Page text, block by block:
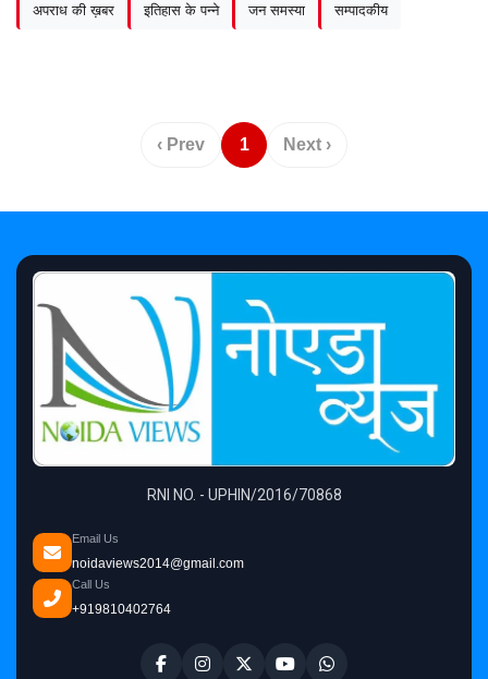
अपराध की ख़बर इतिहास के पन्ने जन समस्या सम्पादकीय
‹ Prev 1 Next ›
RNI NO. - UPHIN/2016/70868
Email Us
noidaviews2014@gmail.com
Call Us
+919810402764